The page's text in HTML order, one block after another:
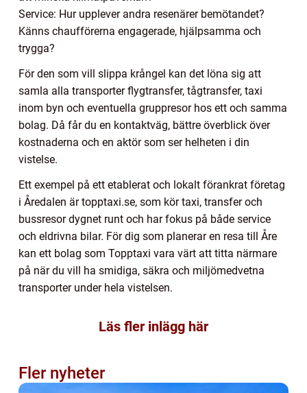
Service: Hur upplever andra resenärer bemötandet?
Känns chaufförerna engagerade, hjälpsamma och
trygga?
För den som vill slippa krångel kan det löna sig att
samla alla transporter flygtransfer, tågtransfer, taxi
inom byn och eventuella gruppresor hos ett och samma
bolag. Då får du en kontaktväg, bättre överblick över
kostnaderna och en aktör som ser helheten i din
vistelse.
Ett exempel på ett etablerat och lokalt förankrat företag
i Åredalen är topptaxi.se, som kör taxi, transfer och
bussresor dygnet runt och har fokus på både service
och eldrivna bilar. För dig som planerar en resa till Åre
kan ett bolag som Topptaxi vara värt att titta närmare
på när du vill ha smidiga, säkra och miljömedvetna
transporter under hela vistelsen.
Läs fler inlägg här
Fler nyheter